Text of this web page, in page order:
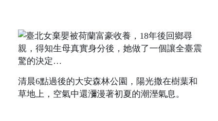
清晨6點過後的大安森林公園，陽光撒在樹葉和
草地上，空氣中還瀰漫著初夏的潮溼氣息。